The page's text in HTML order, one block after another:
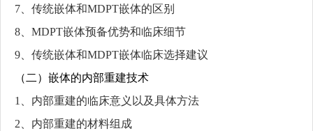
7、传统嵌体和MDPT嵌体的区别
8、MDPT嵌体预备优势和临床细节
9、传统嵌体和MDPT嵌体临床选择建议
（二）嵌体的内部重建技术
1、内部重建的临床意义以及具体方法
2、内部重建的材料组成